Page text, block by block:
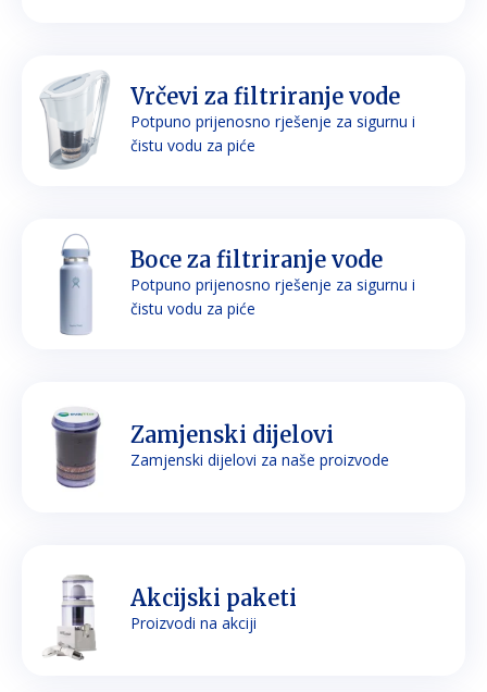
Vrčevi za filtriranje vode
Potpuno prijenosno rješenje za sigurnu i
čistu vodu za piće
Boce za filtriranje vode
Potpuno prijenosno rješenje za sigurnu i
čistu vodu za piće
Zamjenski dijelovi
Zamjenski dijelovi za naše proizvode
Akcijski paketi
Proizvodi na akciji